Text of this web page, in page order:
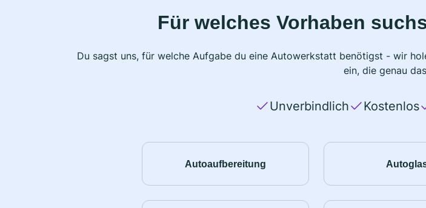
Für welches Vorhaben
Du sagst uns, für welche Aufgabe du eine Autowerkstatt benötigst - wir
ein, die genau
Unverbindlich Kostenlos
Autoaufbereitung